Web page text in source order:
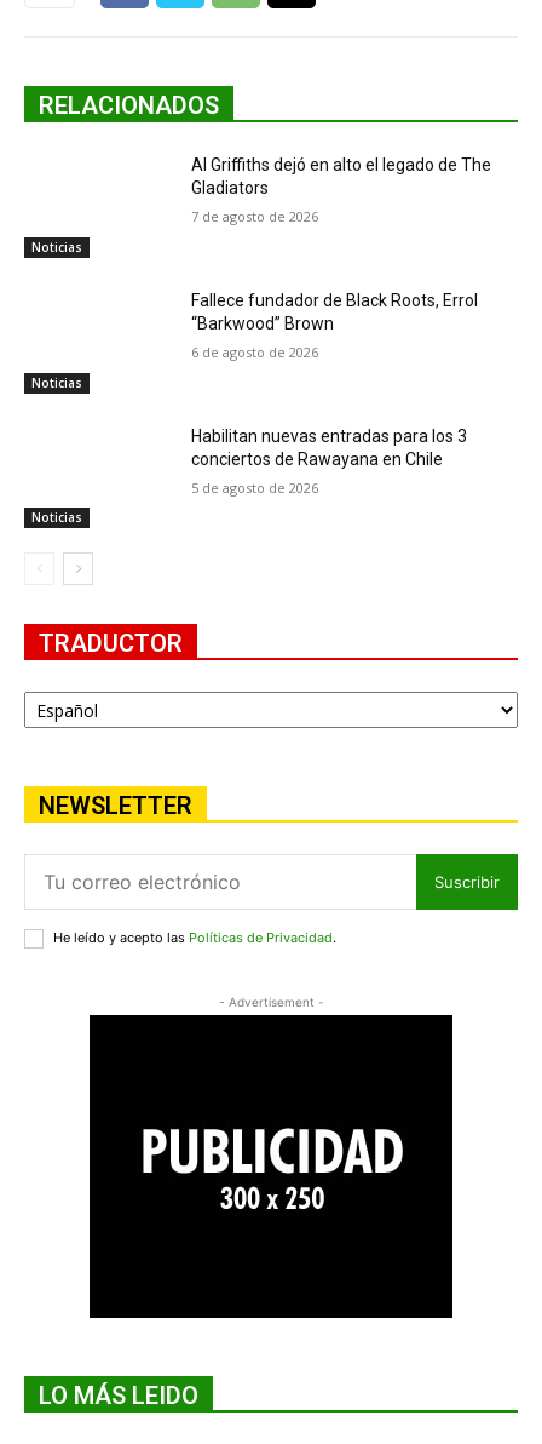
RELACIONADOS
Noticias
Al Griffiths dejó en alto el legado de The
Gladiators
7 de agosto de 2026
Noticias
Fallece fundador de Black Roots, Errol
“Barkwood” Brown
6 de agosto de 2026
Noticias
Habilitan nuevas entradas para los 3
conciertos de Rawayana en Chile
5 de agosto de 2026
TRADUCTOR
NEWSLETTER
Suscribir
He leído y acepto las Políticas de Privacidad.
- Advertisement -
LO MÁS LEIDO